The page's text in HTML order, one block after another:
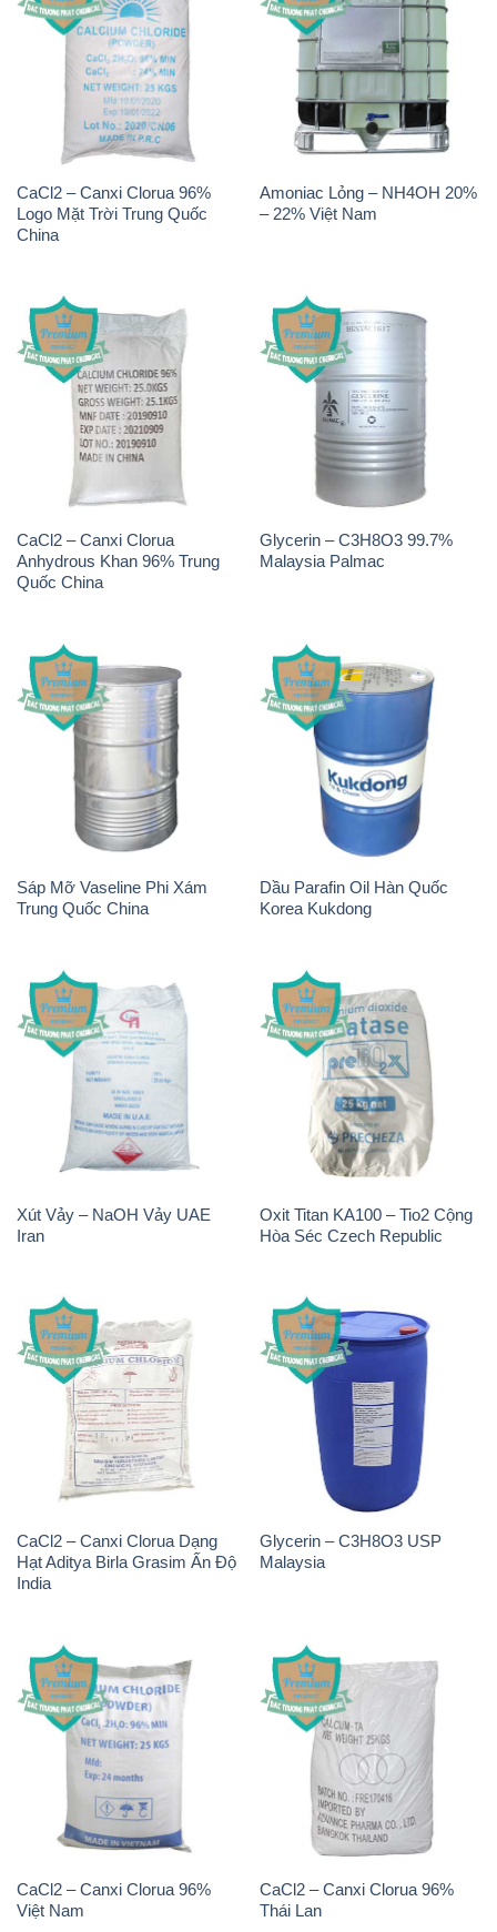
CaCl2 – Canxi Clorua 96%
Logo Mặt Trời Trung Quốc
China
Amoniac Lỏng – NH4OH 20%
– 22% Việt Nam
CaCl2 – Canxi Clorua
Anhydrous Khan 96% Trung
Quốc China
Glycerin – C3H8O3 99.7%
Malaysia Palmac
Sáp Mỡ Vaseline Phi Xám
Trung Quốc China
Dầu Parafin Oil Hàn Quốc
Korea Kukdong
Xút Vảy – NaOH Vảy UAE
Iran
Oxit Titan KA100 – Tio2 Cộng
Hòa Séc Czech Republic
CaCl2 – Canxi Clorua Dạng
Hạt Aditya Birla Grasim Ấn Độ
India
Glycerin – C3H8O3 USP
Malaysia
CaCl2 – Canxi Clorua 96%
Việt Nam
CaCl2 – Canxi Clorua 96%
Thái Lan